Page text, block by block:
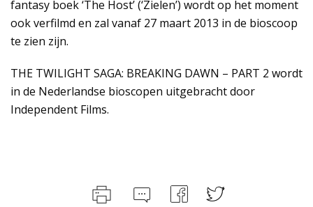
fantasy boek ‘The Host’ (‘Zielen’) wordt op het moment
ook verfilmd en zal vanaf 27 maart 2013 in de bioscoop
te zien zijn.
THE TWILIGHT SAGA: BREAKING DAWN – PART 2 wordt
in de Nederlandse bioscopen uitgebracht door
Independent Films.